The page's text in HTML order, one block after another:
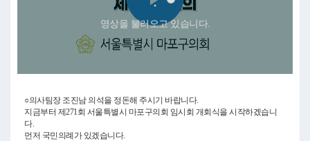
Play
Video
영상을 불러오고 있습니다.
○의사팀장 조진남 의석을 정돈해 주시기 바랍니다.
지금부터 제271회 서울특별시 마포구의회 임시회 개회식을 시작하겠습니
다.
먼저 국민의례가 있겠습니다.